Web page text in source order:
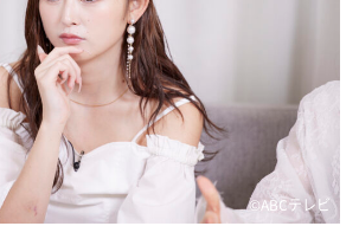
©ABCテレビ